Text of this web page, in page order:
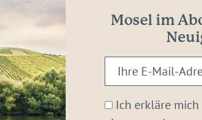
Mosel im
Ihre
E-
Mail-Ich erkläre